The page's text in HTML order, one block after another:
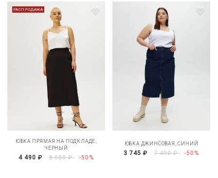
РАСПРОДАЖА
ЮБКА ПРЯМАЯ НА ПОДКЛАДЕ,
ЧЕРНЫЙ
4 490 ₽ 8 980 ₽ -50%
ЮБКА ДЖИНСОВАЯ, СИНИЙ
3 745 ₽ 7 490 ₽ -50%